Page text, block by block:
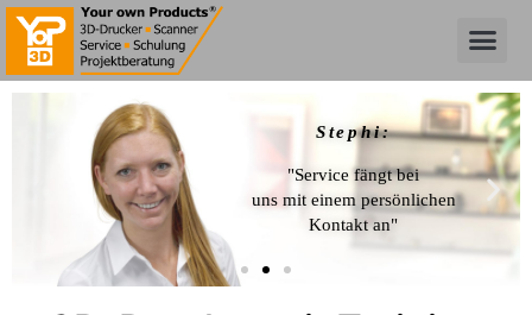
Stephi:
"Service fängt bei
uns mit einem persönlichen
Kontakt an"